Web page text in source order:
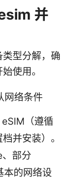
并
型分解，确
使用。
网络条件
（遵循
并安装）。
部分
本的网络设